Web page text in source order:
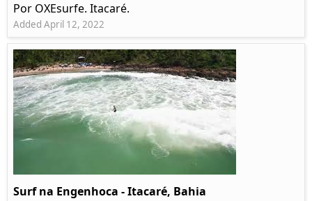
Por OXEsurfe. Itacaré.
Added April 12, 2022
Surf na Engenhoca - Itacaré, Bahia